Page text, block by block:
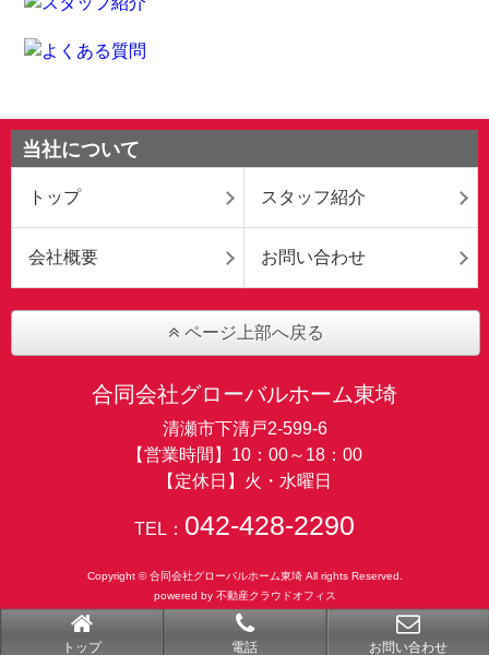
トップ 電話 お問い合わせ
当社について
トップ スタッフ紹介
会社概要 お問い合わせ
ページ上部へ戻る
合同会社グローバルホーム東埼
清瀬市下清戸2-599-6
【営業時間】10：00～18：00
【定休日】火・水曜日
TEL： 042-428-2290
Copyright © 合同会社グローバルホーム東埼 All rights Reserved.
powered by 不動産クラウドオフィス